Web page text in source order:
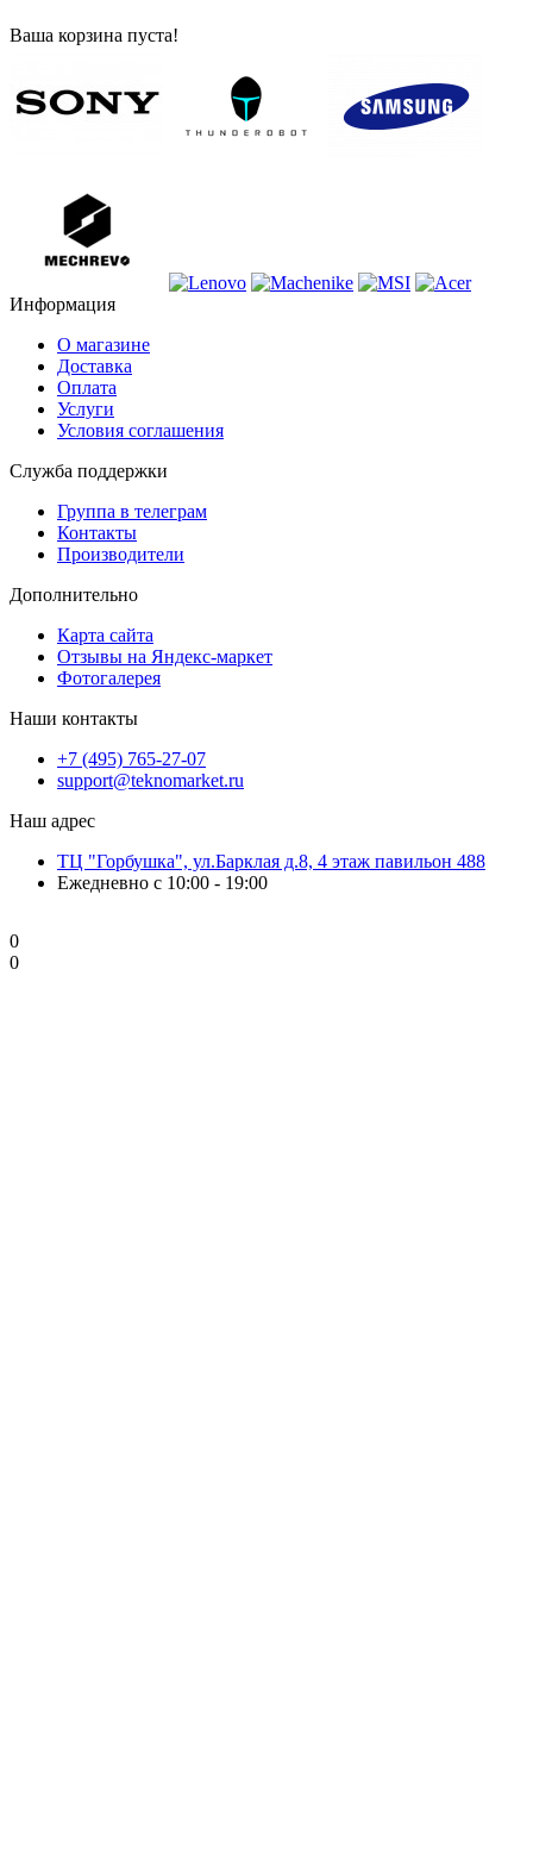
Ваша корзина пуста!
Информация
О магазине
Доставка
Оплата
Услуги
Условия соглашения
Служба поддержки
Группа в телеграм
Контакты
Производители
Дополнительно
Карта сайта
Отзывы на Яндекс-маркет
Фотогалерея
Наши контакты
+7 (495) 765-27-07
support@teknomarket.ru
Наш адрес
ТЦ "Горбушка", ул.Барклая д.8, 4 этаж павильон 488
Ежедневно с 10:00 - 19:00
0
0